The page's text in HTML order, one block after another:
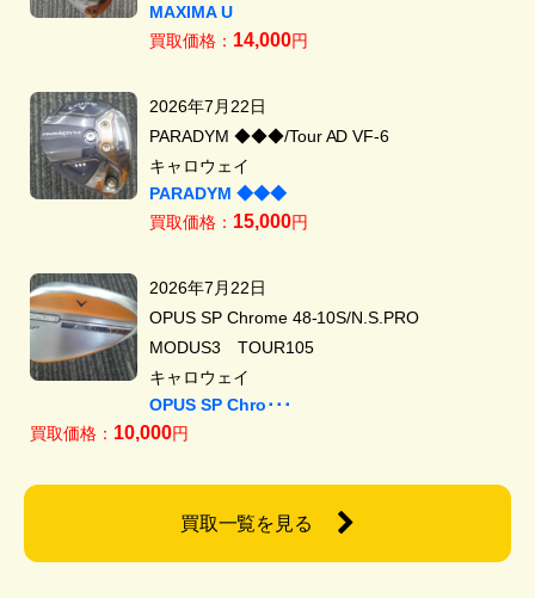
MAXIMA U
買取価格： 14,000円
2026年7月22日
PARADYM ◆◆◆/Tour AD VF-6
キャロウェイ
PARADYM ◆◆◆
買取価格： 15,000円
2026年7月22日
OPUS SP Chrome 48-10S/N.S.PRO
MODUS3 TOUR105
キャロウェイ
OPUS SP Chro･･･
買取価格： 10,000円
買取一覧を見る